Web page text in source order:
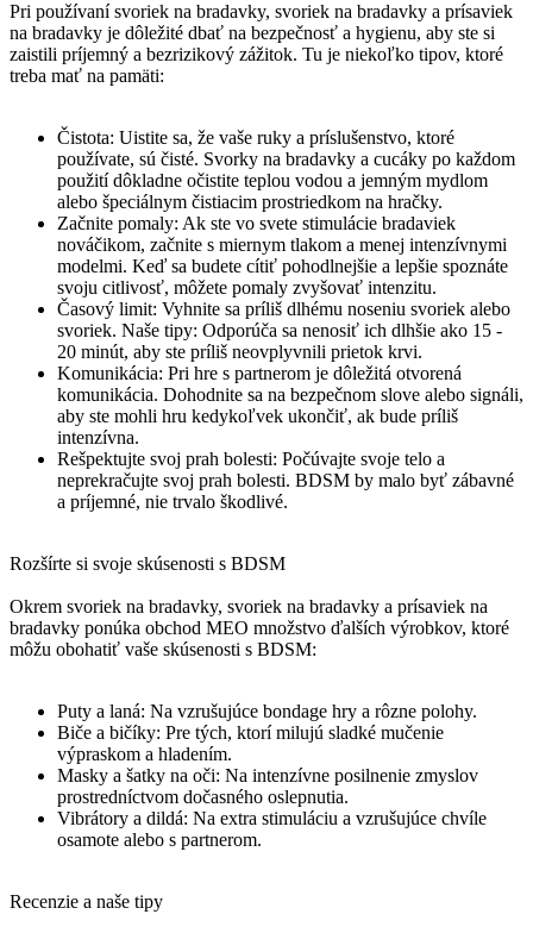
Pri používaní svoriek na bradavky, svoriek na bradavky a prísaviek
na bradavky je dôležité dbať na bezpečnosť a hygienu, aby ste si
zaistili príjemný a bezrizikový zážitok. Tu je niekoľko tipov, ktoré
treba mať na pamäti:
Čistota: Uistite sa, že vaše ruky a príslušenstvo, ktoré
používate, sú čisté. Svorky na bradavky a cucáky po každom
použití dôkladne očistite teplou vodou a jemným mydlom
alebo špeciálnym čistiacim prostriedkom na hračky.
Začnite pomaly: Ak ste vo svete stimulácie bradaviek
nováčikom, začnite s miernym tlakom a menej intenzívnymi
modelmi. Keď sa budete cítiť pohodlnejšie a lepšie spoznáte
svoju citlivosť, môžete pomaly zvyšovať intenzitu.
Časový limit: Vyhnite sa príliš dlhému noseniu svoriek alebo
svoriek. Naše tipy: Odporúča sa nenosiť ich dlhšie ako 15 -
20 minút, aby ste príliš neovplyvnili prietok krvi.
Komunikácia: Pri hre s partnerom je dôležitá otvorená
komunikácia. Dohodnite sa na bezpečnom slove alebo signáli,
aby ste mohli hru kedykoľvek ukončiť, ak bude príliš
intenzívna.
Rešpektujte svoj prah bolesti: Počúvajte svoje telo a
neprekračujte svoj prah bolesti. BDSM by malo byť zábavné
a príjemné, nie trvalo škodlivé.
Rozšírte si svoje skúsenosti s BDSM
Okrem svoriek na bradavky, svoriek na bradavky a prísaviek na
bradavky ponúka obchod MEO množstvo ďalších výrobkov, ktoré
môžu obohatiť vaše skúsenosti s BDSM:
Puty a laná: Na vzrušujúce bondage hry a rôzne polohy.
Biče a bičíky: Pre tých, ktorí milujú sladké mučenie
výpraskom a hladením.
Masky a šatky na oči: Na intenzívne posilnenie zmyslov
prostredníctvom dočasného oslepnutia.
Vibrátory a dildá: Na extra stimuláciu a vzrušujúce chvíle
osamote alebo s partnerom.
Recenzie a naše tipy